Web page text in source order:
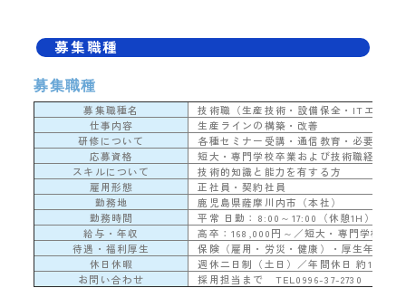
募集職種
募集職種
募集職種名
技術職（生産技術・設備保全・ITエンジ
仕事内容
生産ラインの構築・改善
研修について
各種セミナー受講・通信教育・必要な資
応募資格
短大・専門学校卒業および技術職経験者
スキルについて
技術的知識と能力を有する方
雇用形態
正社員・契約社員
勤務地
鹿児島県薩摩川内市（本社）
勤務時間
平常 日勤：8:00～17:00（休憩1H）／夜
給与・年収
高卒：168,000円～／短大・専門学校卒：
待遇・福利厚生
保険（雇用・労災・健康）・厚生年金・
休日休暇
週休二日制（土日）／年間休日 約117日
お問い合わせ
採用担当まで TEL0996-37-2730